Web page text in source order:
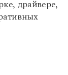
драйвере,